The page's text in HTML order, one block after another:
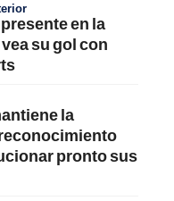
en la
su gol con
la
pronto sus